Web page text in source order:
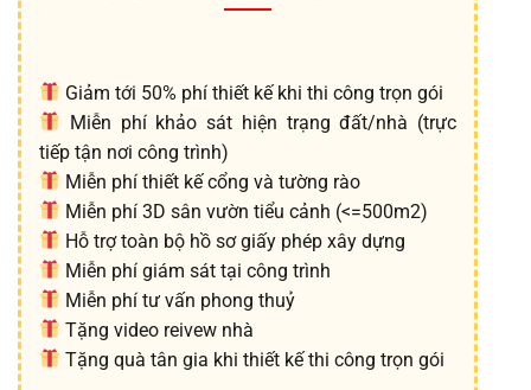
Giảm tới 50% phí thiết kế khi thi công trọn gói
Miễn phí khảo sát hiện trạng đất/nhà (trực
tiếp tận nơi công trình)
Miễn phí thiết kế cổng và tường rào
Miễn phí 3D sân vườn tiểu cảnh (<=500m2)
Hỗ trợ toàn bộ hồ sơ giấy phép xây dựng
Miễn phí giám sát tại công trình
Miễn phí tư vấn phong thuỷ
Tặng video reivew nhà
Tặng quà tân gia khi thiết kế thi công trọn gói